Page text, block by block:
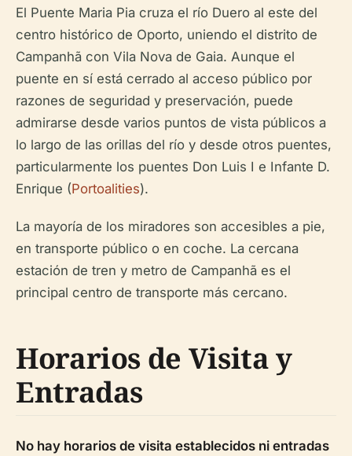
El Puente Maria Pia cruza el río Duero al este del
centro histórico de Oporto, uniendo el distrito de
Campanhã con Vila Nova de Gaia. Aunque el
puente en sí está cerrado al acceso público por
razones de seguridad y preservación, puede
admirarse desde varios puntos de vista públicos a
lo largo de las orillas del río y desde otros puentes,
particularmente los puentes Don Luis I e Infante D.
Enrique (Portoalities).
La mayoría de los miradores son accesibles a pie,
en transporte público o en coche. La cercana
estación de tren y metro de Campanhã es el
principal centro de transporte más cercano.
Horarios de Visita y
Entradas
No hay horarios de visita establecidos ni entradas